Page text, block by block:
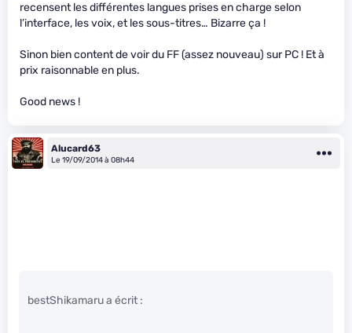
recensent les différentes langues prises en charge selon
l’interface, les voix, et les sous-titres… Bizarre ça !
Sinon bien content de voir du FF (assez nouveau) sur PC ! Et à
prix raisonnable en plus.
Good news !
Alucard63
Le 19/09/2014 à 08h44
bestShikamaru a écrit :